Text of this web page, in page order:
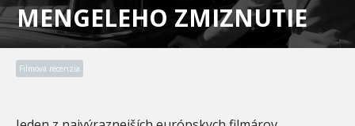
MENGELEHO ZMIZNUTIE
Filmová recenzia